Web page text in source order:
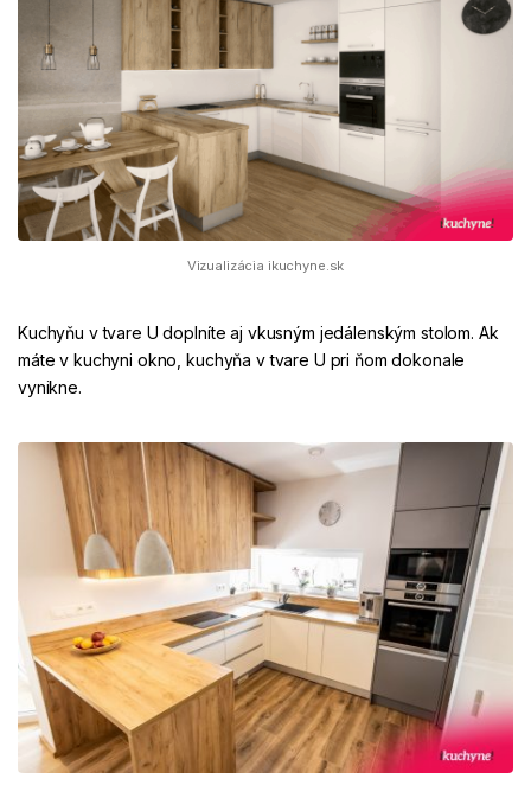
Vizualizácia ikuchyne.sk
Kuchyňu v tvare U doplníte aj vkusným jedálenským stolom. Ak
máte v kuchyni okno, kuchyňa v tvare U pri ňom dokonale
vynikne.